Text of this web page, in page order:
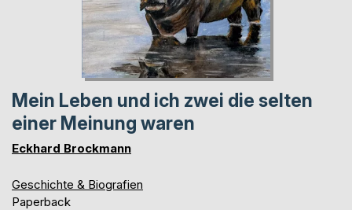
Mein Leben und ich zwei die selten
einer Meinung waren
Eckhard Brockmann
Geschichte & Biografien
Paperback